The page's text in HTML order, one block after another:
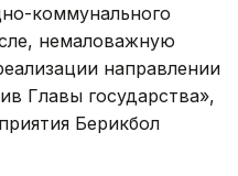
коммунального
немаловажную
направлении
Главы государства»,
Берикбол